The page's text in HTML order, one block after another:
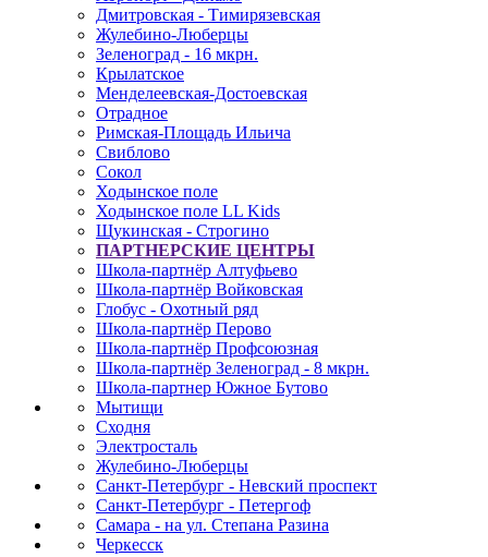
Дмитровская - Тимирязевская
Жулебино-Люберцы
Зеленоград - 16 мкрн.
Крылатское
Менделеевская-Достоевская
Отрадное
Римская-Площадь Ильича
Свиблово
Сокол
Ходынское поле
Ходынское поле LL Kids
Щукинская - Строгино
ПАРТНЕРСКИЕ ЦЕНТРЫ
Школа-партнёр Алтуфьево
Школа-партнёр Войковская
Глобус - Охотный ряд
Школа-партнёр Перово
Школа-партнёр Профсоюзная
Школа-партнёр Зеленоград - 8 мкрн.
Школа-партнер Южное Бутово
Мытищи
Сходня
Электросталь
Жулебино-Люберцы
Санкт-Петербург - Невский проспект
Санкт-Петербург - Петергоф
Самара - на ул. Степана Разина
Черкесск